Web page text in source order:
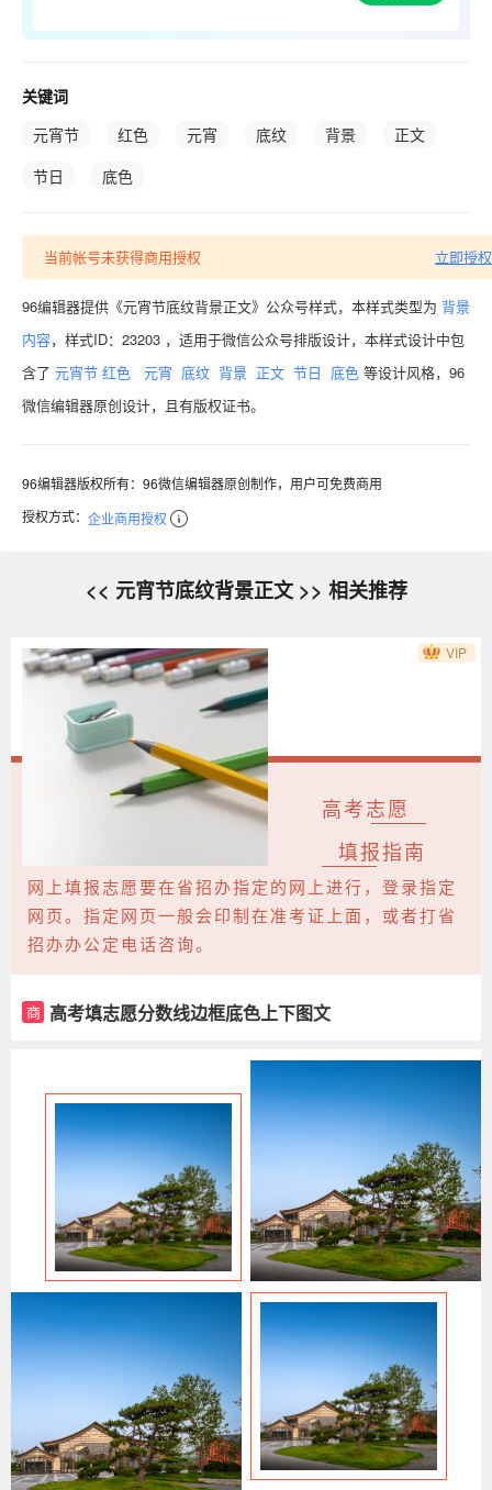
关键词
元宵节
红色 元宵 底纹 背景
正文
节日
底色
当前帐号未获得商用授权 立即授权
96编辑器提供《元宵节底纹背景正文》公众号样式，本样式类型为 背景
内容，样式ID：23203 ，适用于微信公众号排版设计，本样式设计中包
含了 元宵节 红色 元宵 底纹 背景 正文 节日 底色 等设计风格，96
微信编辑器原创设计，且有版权证书。
96编辑器版权所有：96微信编辑器原创制作，用户可免费商用
授权方式： 企业商用授权
<< 元宵节底纹背景正文 >> 相关推荐
高考志愿
填报指南
网上填报志愿要在省招办指定的网上进行，登录指定
网页。指定网页一般会印制在准考证上面，或者打省
招办办公定电话咨询。
商 高考填志愿分数线边框底色上下图文
VIP